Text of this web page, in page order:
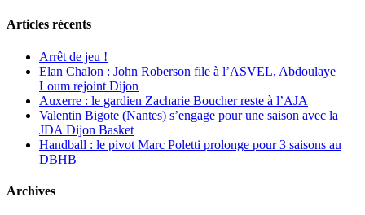
Articles récents
Arrêt de jeu !
Elan Chalon : John Roberson file à l’ASVEL, Abdoulaye
Loum rejoint Dijon
Auxerre : le gardien Zacharie Boucher reste à l’AJA
Valentin Bigote (Nantes) s’engage pour une saison avec la
JDA Dijon Basket
Handball : le pivot Marc Poletti prolonge pour 3 saisons au
DBHB
Archives